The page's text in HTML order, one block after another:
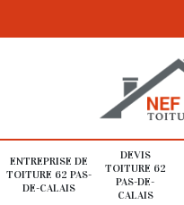
ENTREPRISE DE
TOITURE 62 PAS-
DE-CALAIS
DEVIS
TOITURE 62
PAS-DE-
CALAIS